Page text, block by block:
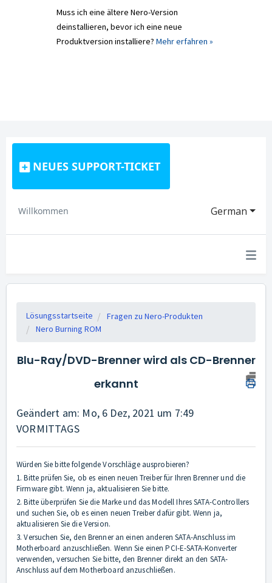
Muss ich eine ältere Nero-Version
deinstallieren, bevor ich eine neue
Produktversion installiere? Mehr erfahren »
NEUES SUPPORT-TICKET
German
Willkommen
Lösungsstartseite
Fragen zu Nero-Produkten
Nero Burning ROM
Blu-Ray/DVD-Brenner wird als CD-Brenner
erkannt
Geändert am: Mo, 6 Dez, 2021 um 7:49
VORMITTAGS
Würden Sie bitte folgende Vorschläge ausprobieren?
1. Bitte prüfen Sie, ob es einen neuen Treiber für Ihren Brenner und die
Firmware gibt. Wenn ja, aktualisieren Sie bitte.
2. Bitte überprüfen Sie die Marke und das Modell Ihres SATA-Controllers
und suchen Sie, ob es einen neuen Treiber dafür gibt. Wenn ja,
aktualisieren Sie die Version.
3. Versuchen Sie, den Brenner an einen anderen SATA-Anschluss im
Motherboard anzuschließen. Wenn Sie einen PCI-E-SATA-Konverter
verwenden, versuchen Sie bitte, den Brenner direkt an den SATA-
Anschluss auf dem Motherboard anzuschließen.